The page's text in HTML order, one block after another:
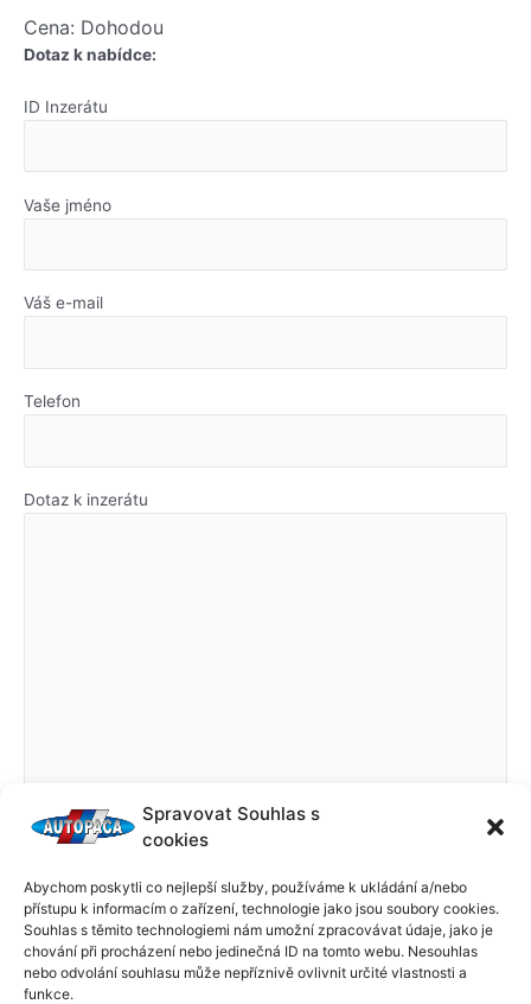
Spravovat Souhlas s
cookies
Abychom poskytli co nejlepší služby, používáme k ukládání a/nebo
přístupu k informacím o zařízení, technologie jako jsou soubory cookies.
Souhlas s těmito technologiemi nám umožní zpracovávat údaje, jako je
chování při procházení nebo jedinečná ID na tomto webu. Nesouhlas
nebo odvolání souhlasu může nepříznivě ovlivnit určité vlastnosti a
funkce.
Cena: Dohodou
Dotaz k nabídce:
ID Inzerátu
Vaše jméno
Váš e-mail
Telefon
Dotaz k inzerátu
←Předchozí Příspěvek Další Příspěvek